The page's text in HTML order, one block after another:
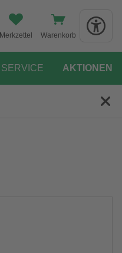
Merkzettel Warenkorb
SERVICE AKTIONEN